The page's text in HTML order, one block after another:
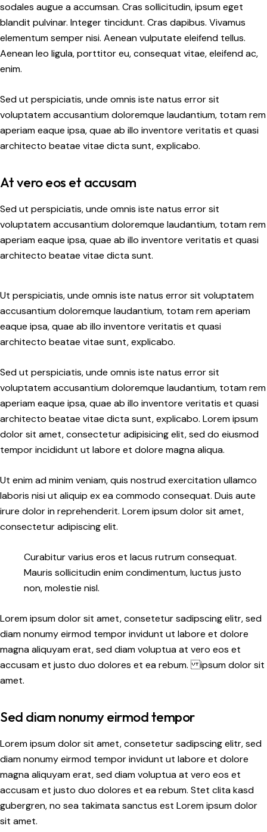
sodales augue a accumsan. Cras sollicitudin, ipsum eget
blandit pulvinar. Integer tincidunt. Cras dapibus. Vivamus
elementum semper nisi. Aenean vulputate eleifend tellus.
Aenean leo ligula, porttitor eu, consequat vitae, eleifend ac,
enim.
Sed ut perspiciatis, unde omnis iste natus error sit
voluptatem accusantium doloremque laudantium, totam rem
aperiam eaque ipsa, quae ab illo inventore veritatis et quasi
architecto beatae vitae dicta sunt, explicabo.
At vero eos et accusam
Sed ut perspiciatis, unde omnis iste natus error sit
voluptatem accusantium doloremque laudantium, totam rem
aperiam eaque ipsa, quae ab illo inventore veritatis et quasi
architecto beatae vitae dicta sunt.
Ut perspiciatis, unde omnis iste natus error sit voluptatem
accusantium doloremque laudantium, totam rem aperiam
eaque ipsa, quae ab illo inventore veritatis et quasi
architecto beatae vitae sunt, explicabo.
Sed ut perspiciatis, unde omnis iste natus error sit
voluptatem accusantium doloremque laudantium, totam rem
aperiam eaque ipsa, quae ab illo inventore veritatis et quasi
architecto beatae vitae dicta sunt, explicabo. Lorem ipsum
dolor sit amet, consectetur adipisicing elit, sed do eiusmod
tempor incididunt ut labore et dolore magna aliqua.
Ut enim ad minim veniam, quis nostrud exercitation ullamco
laboris nisi ut aliquip ex ea commodo consequat. Duis aute
irure dolor in reprehenderit. Lorem ipsum dolor sit amet,
consectetur adipiscing elit.
Curabitur varius eros et lacus rutrum consequat.
Mauris sollicitudin enim condimentum, luctus justo
non, molestie nisl.
Lorem ipsum dolor sit amet, consetetur sadipscing elitr, sed
diam nonumy eirmod tempor invidunt ut labore et dolore
magna aliquyam erat, sed diam voluptua at vero eos et
accusam et justo duo dolores et ea rebum. ipsum dolor sit
amet.
Sed diam nonumy eirmod tempor
Lorem ipsum dolor sit amet, consetetur sadipscing elitr, sed
diam nonumy eirmod tempor invidunt ut labore et dolore
magna aliquyam erat, sed diam voluptua at vero eos et
accusam et justo duo dolores et ea rebum. Stet clita kasd
gubergren, no sea takimata sanctus est Lorem ipsum dolor
sit amet.